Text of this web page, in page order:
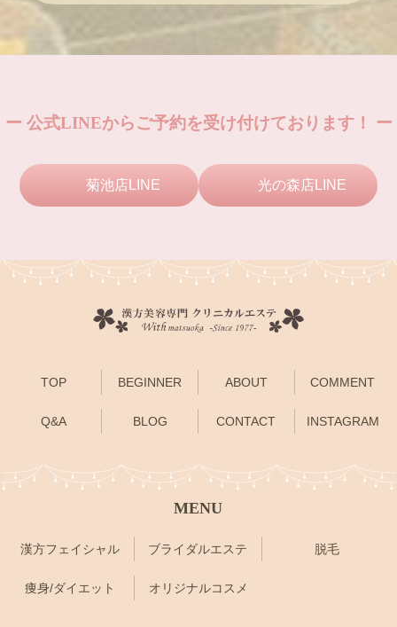
ー 公式LINEからご予約を受け付けております！ ー
菊池店LINE 光の森店LINE
TOP BEGINNER ABOUT COMMENT
Q&A BLOG CONTACT INSTAGRAM
MENU
漢方フェイシャル ブライダルエステ 脱毛
痩身/ダイエット オリジナルコスメ